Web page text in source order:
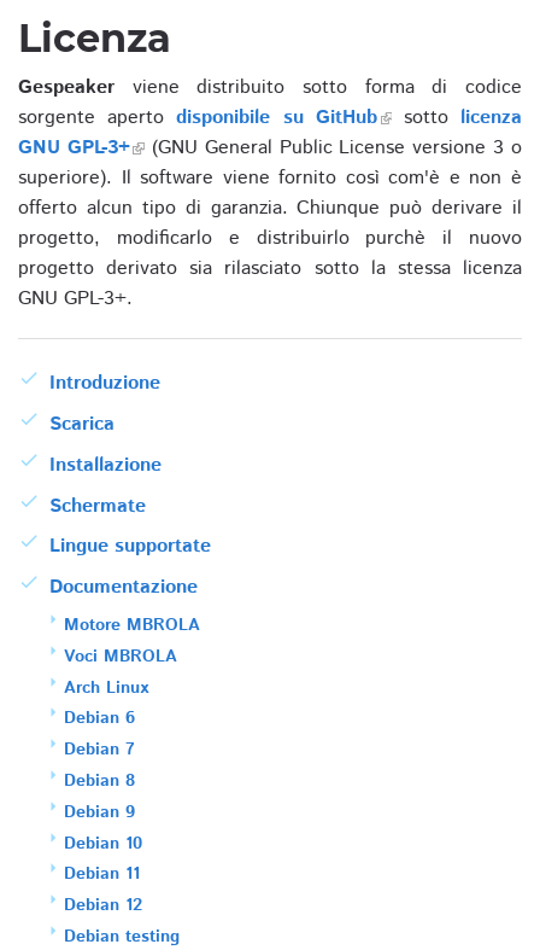
Licenza
Gespeaker viene distribuito sotto forma di codice
sorgente apertodisponibile su GitHub sotto licenza
GNU GPL-3+ (GNU General Public License versione 3 o
superiore). Il software viene fornito così com'è e non è
offerto alcun tipo di garanzia. Chiunque può derivare il
progetto, modificarlo e distribuirlo purchè il nuovo
progetto derivato sia rilasciato sotto la stessa licenza
GNU GPL-3+.
Introduzione
Scarica
Installazione
Schermate
Lingue supportate
Documentazione
Motore MBROLA
Voci MBROLA
Arch Linux
Debian 6
Debian 7
Debian 8
Debian 9
Debian 10
Debian 11
Debian 12
Debian testing